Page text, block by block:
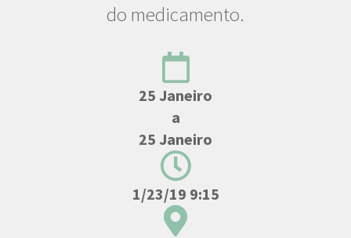
do medicamento.
25 Janeiro
a
25 Janeiro
1/23/19 9:15